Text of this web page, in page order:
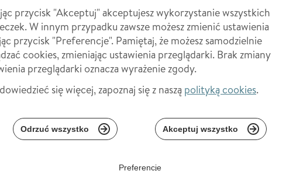
pratique VTT
Sprawdź Więcej
przycisk "Akceptuj" akceptujesz wykorzystanie wszystkich
W innym przypadku zawsze możesz zmienić ustawienia
przycisk "Preferencje". Pamiętaj, że możesz samodzielnie
cookies, zmieniając ustawienia przeglądarki. Brak zmiany
przeglądarki oznacza wyrażenie zgody.
się więcej, zapoznaj się z naszą polityką cookies.
Odrzuć wszystko Akceptuj wszystko
Preferencje